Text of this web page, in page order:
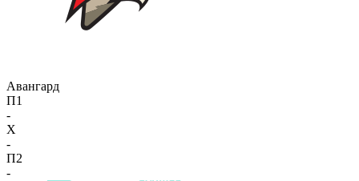
Авангард
П1
-
X
-
П2
-